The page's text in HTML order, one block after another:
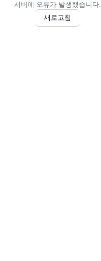
서버에 오류가 발생했습니다.
새로고침